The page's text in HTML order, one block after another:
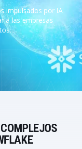
impulsados por IA
a las empresas